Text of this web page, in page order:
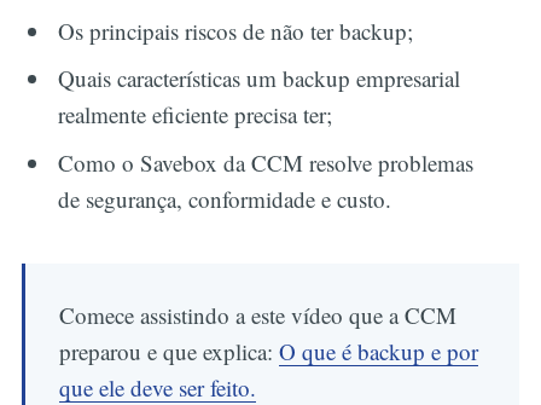
Os principais riscos de não ter backup;
Quais características um backup empresarial
realmente eficiente precisa ter;
Como o Savebox da CCM resolve problemas
de segurança, conformidade e custo.
Comece assistindo a este vídeo que a CCM
preparou e que explica:O que é backup e por
que ele deve ser feito.